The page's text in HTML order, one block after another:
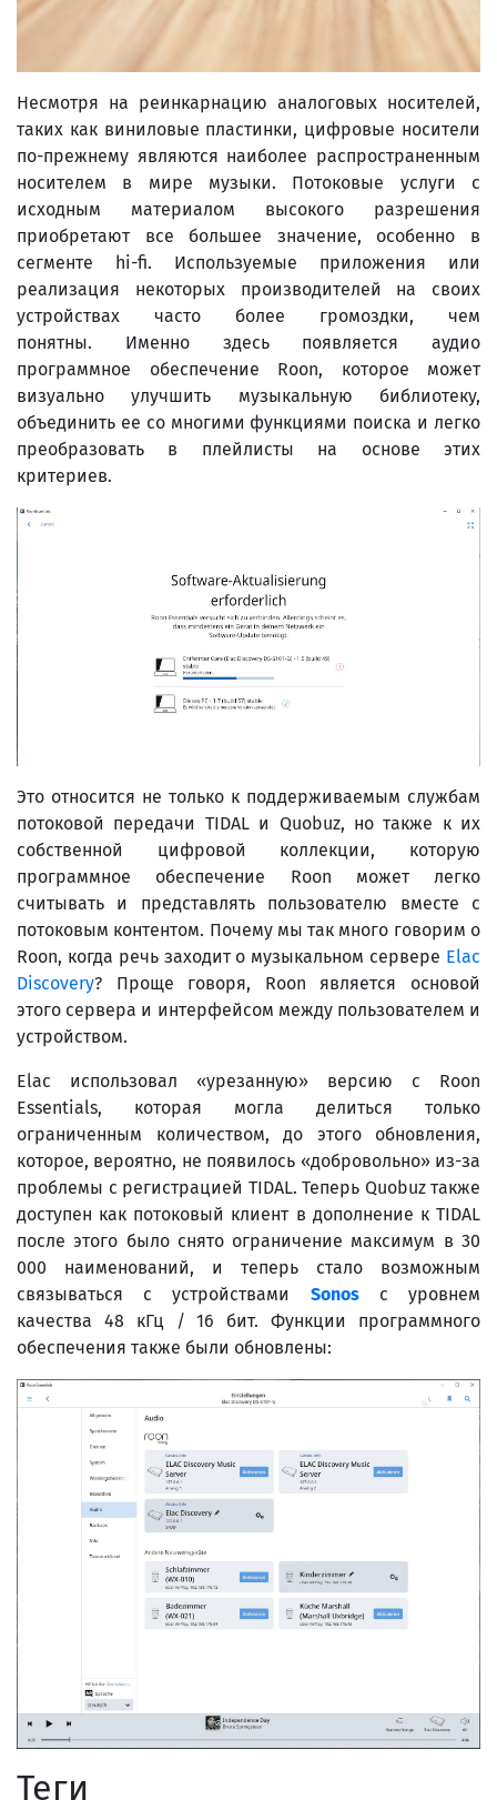
Несмотря на реинкарнацию аналоговых носителей,
таких как виниловые пластинки, цифровые носители
по-прежнему являются наиболее распространенным
носителем в мире музыки. Потоковые услуги с
исходным материалом высокого разрешения
приобретают все большее значение, особенно в
сегменте hi-fi. Используемые приложения или
реализация некоторых производителей на своих
устройствах часто более громоздки, чем
понятны. Именно здесь появляется аудио
программное обеспечение Roon, которое может
визуально улучшить музыкальную библиотеку,
объединить ее со многими функциями поиска и легко
преобразовать в плейлисты на основе этих
критериев.
Это относится не только к поддерживаемым службам
потоковой передачи TIDAL и Quobuz, но также к их
собственной цифровой коллекции, которую
программное обеспечение Roon может легко
считывать и представлять пользователю вместе с
потоковым контентом. Почему мы так много говорим о
Roon, когда речь заходит о музыкальном сервере Elac
Discovery? Проще говоря, Roon является основой
этого сервера и интерфейсом между пользователем и
устройством.
Elac использовал «урезанную» версию с Roon
Essentials, которая могла делиться только
ограниченным количеством, до этого обновления,
которое, вероятно, не появилось «добровольно» из-за
проблемы с регистрацией TIDAL. Теперь Quobuz также
доступен как потоковый клиент в дополнение к TIDAL
после этого было снято ограничение максимум в 30
000 наименований, и теперь стало возможным
связываться с устройствами Sonosс уровнем
качества 48 кГц / 16 бит. Функции программного
обеспечения также были обновлены:
Теги